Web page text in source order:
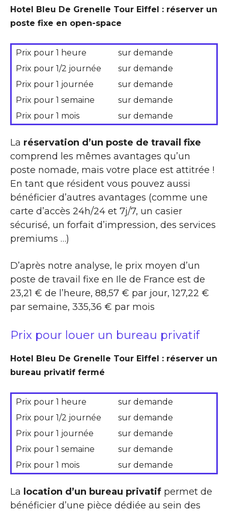
Hotel Bleu De Grenelle Tour Eiffel : réserver un
poste fixe en open-space
Prix pour 1 heure
sur demande
Prix pour 1/2 journée
sur demande
Prix pour 1 journée
sur demande
Prix pour 1 semaine
sur demande
Prix pour 1 mois
sur demande
La réservation d’un poste de travail fixe
comprend les mêmes avantages qu’un
poste nomade, mais votre place est attitrée !
En tant que résident vous pouvez aussi
bénéficier d’autres avantages (comme une
carte d’accès 24h/24 et 7j/7, un casier
sécurisé, un forfait d’impression, des services
premiums …)
D’après notre analyse, le prix moyen d’un
poste de travail fixe en Ile de France est de
23,21 € de l’heure, 88,57 € par jour, 127,22 €
par semaine, 335,36 € par mois
Prix pour louer un bureau privatif
Hotel Bleu De Grenelle Tour Eiffel : réserver un
bureau privatif fermé
Prix pour 1 heure
sur demande
Prix pour 1/2 journée
sur demande
Prix pour 1 journée
sur demande
Prix pour 1 semaine
sur demande
Prix pour 1 mois
sur demande
La location d’un bureau privatif permet de
bénéficier d’une pièce dédiée au sein des